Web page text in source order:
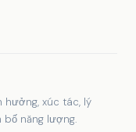
hưởng, xúc tác, lý
năng lượng.